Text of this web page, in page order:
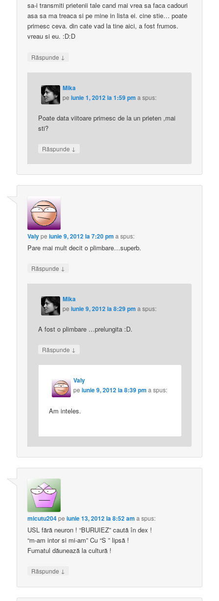
sa-i transmiti prietenii tale cand mai vrea sa faca cadouri
asa sa ma treaca si pe mine in lista ei. cine stie… poate
primesc ceva. din cate vad la tine aici, a fost frumos.
vreau si eu. :D:D
Răspunde ↓
Mika
peiunie 1, 2012 la 1:59 pm a spus:
Poate data viitoare primesc de la un prieten ,mai
sti?
Răspunde ↓
Valypeiunie 9, 2012 la 7:20 pm a spus:
Pare mai mult decit o plimbare…superb.
Răspunde ↓
Mika
peiunie 9, 2012 la 8:29 pm a spus:
A fost o plimbare …prelungita :D.
Răspunde ↓
Valy
peiunie 9, 2012 la 8:39 pm a spus:
Am inteles.
micutu204peiunie 13, 2012 la 8:52 am a spus:
USL fără neuron ! “BURUIEZ” caută în dex !
“m-am intor si mi-am” Cu “S ” lipsă !
Fumatul dăunează la cultură !
Răspunde ↓